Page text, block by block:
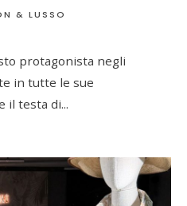
& LUSSO
protagonista negli
in tutte le sue
il testa di...